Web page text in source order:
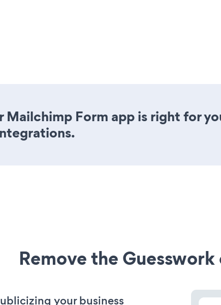
Mailchimp Form app is right for
Remove the
your business